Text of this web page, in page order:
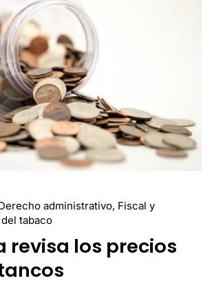
administrativo, Fiscal y
tabaco
revisa los precios